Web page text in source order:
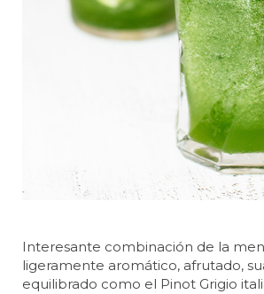
Interesante combinación de la
ligeramente aromático, afrutado,
equilibrado como el Pinot Grigio